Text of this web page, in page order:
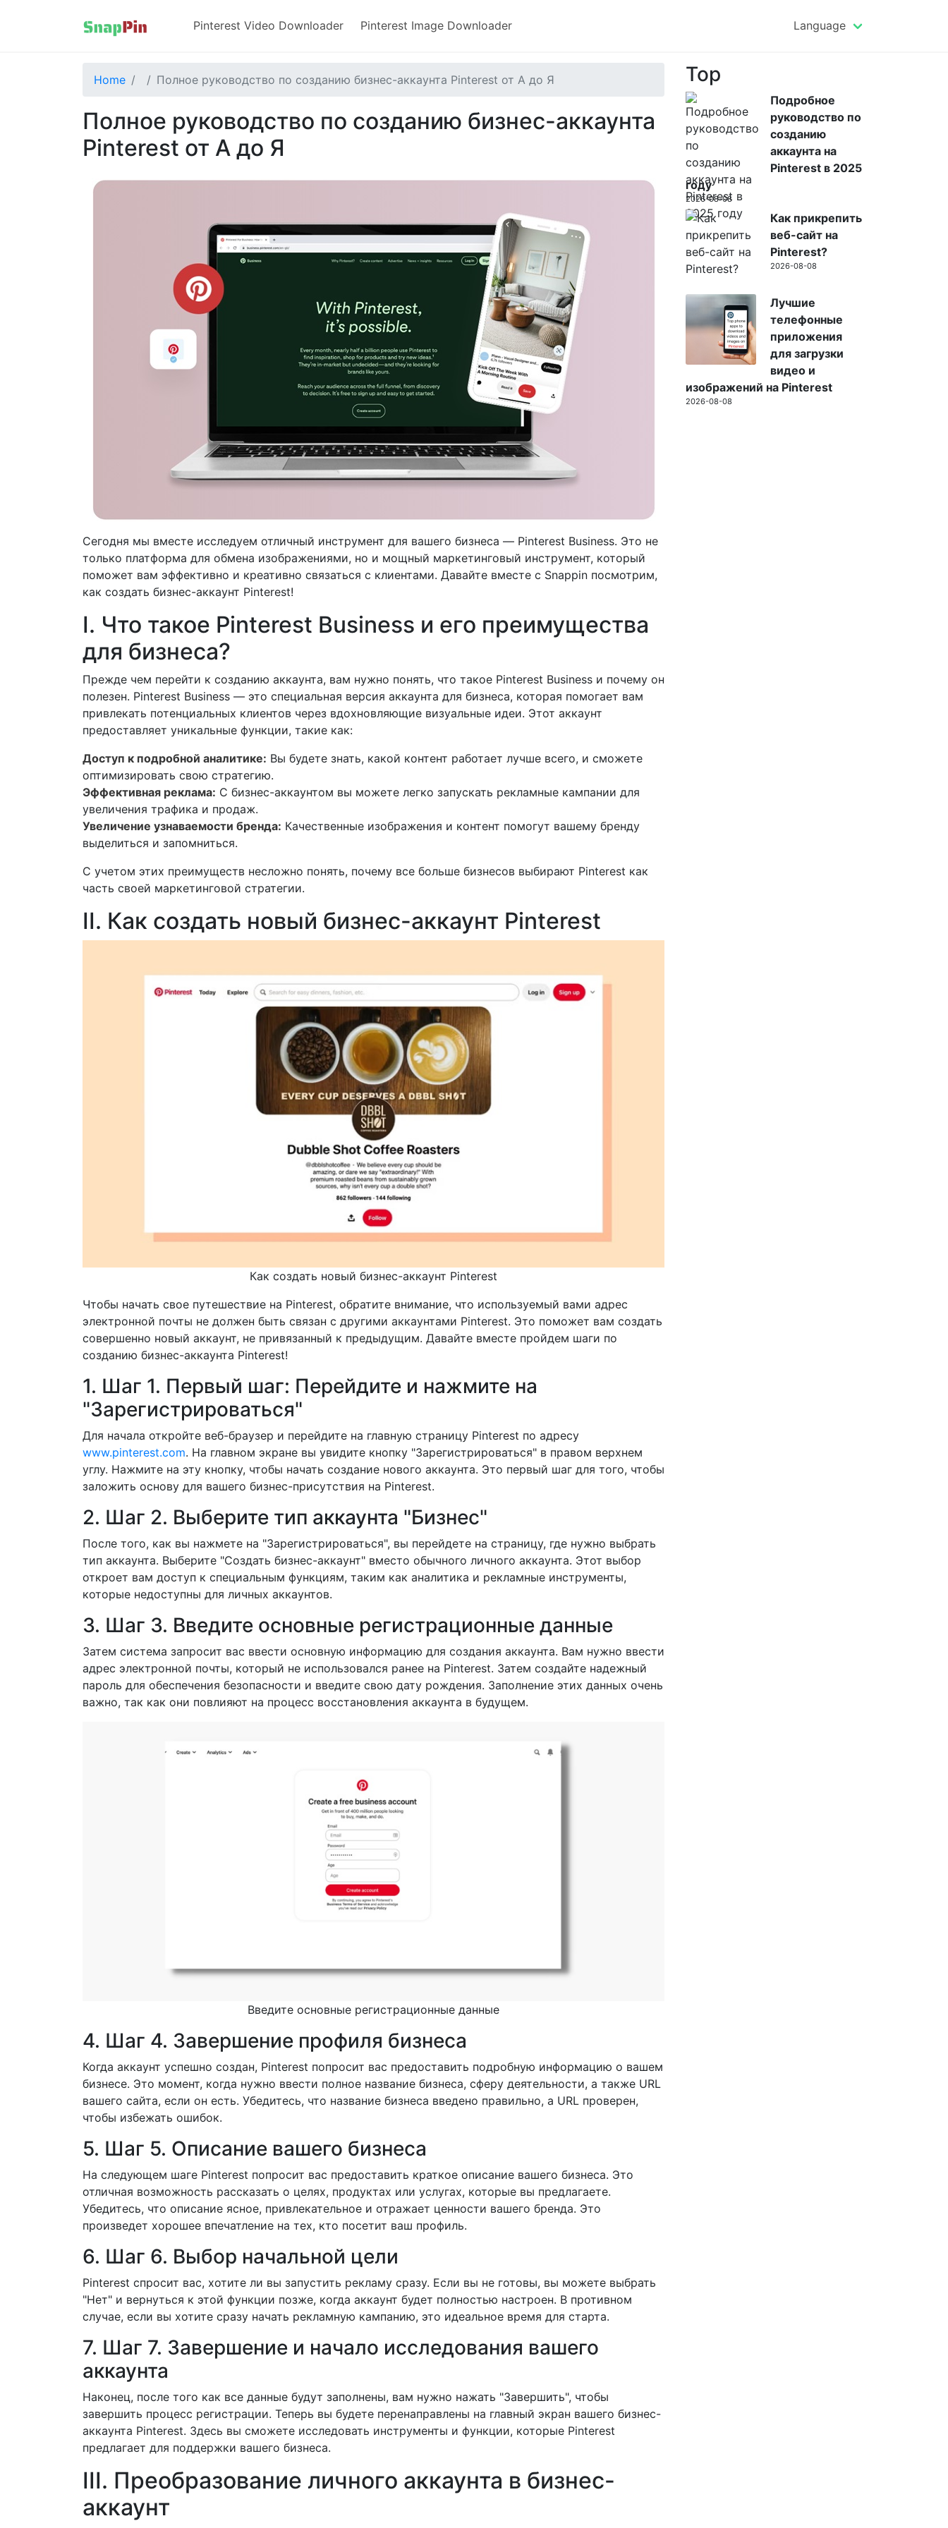
Pinterest Video Downloader Pinterest Image Downloader Language
Home Полное руководство по созданию бизнес-аккаунта Pinterest от А до Я
Полное руководство по созданию бизнес-аккаунта
Pinterest от А до Я
Сегодня мы вместе исследуем отличный инструмент для вашего бизнеса — Pinterest Business. Это не
только платформа для обмена изображениями, но и мощный маркетинговый инструмент, который
поможет вам эффективно и креативно связаться с клиентами. Давайте вместе с Snappin посмотрим,
как создать бизнес-аккаунт Pinterest!
I. Что такое Pinterest Business и его преимущества
для бизнеса?
Прежде чем перейти к созданию аккаунта, вам нужно понять, что такое Pinterest Business и почему он
полезен. Pinterest Business — это специальная версия аккаунта для бизнеса, которая помогает вам
привлекать потенциальных клиентов через вдохновляющие визуальные идеи. Этот аккаунт
предоставляет уникальные функции, такие как:
Доступ к подробной аналитике: Вы будете знать, какой контент работает лучше всего, и сможете
оптимизировать свою стратегию.
Эффективная реклама: С бизнес-аккаунтом вы можете легко запускать рекламные кампании для
увеличения трафика и продаж.
Увеличение узнаваемости бренда: Качественные изображения и контент помогут вашему бренду
выделиться и запомниться.
С учетом этих преимуществ несложно понять, почему все больше бизнесов выбирают Pinterest как
часть своей маркетинговой стратегии.
II. Как создать новый бизнес-аккаунт Pinterest
Как создать новый бизнес-аккаунт Pinterest
Чтобы начать свое путешествие на Pinterest, обратите внимание, что используемый вами адрес
электронной почты не должен быть связан с другими аккаунтами Pinterest. Это поможет вам создать
совершенно новый аккаунт, не привязанный к предыдущим. Давайте вместе пройдем шаги по
созданию бизнес-аккаунта Pinterest!
1. Шаг 1. Первый шаг: Перейдите и нажмите на
"Зарегистрироваться"
Для начала откройте веб-браузер и перейдите на главную страницу Pinterest по адресу
www.pinterest.com. На главном экране вы увидите кнопку "Зарегистрироваться" в правом верхнем
углу. Нажмите на эту кнопку, чтобы начать создание нового аккаунта. Это первый шаг для того, чтобы
заложить основу для вашего бизнес-присутствия на Pinterest.
2. Шаг 2. Выберите тип аккаунта "Бизнес"
После того, как вы нажмете на "Зарегистрироваться", вы перейдете на страницу, где нужно выбрать
тип аккаунта. Выберите "Создать бизнес-аккаунт" вместо обычного личного аккаунта. Этот выбор
откроет вам доступ к специальным функциям, таким как аналитика и рекламные инструменты,
которые недоступны для личных аккаунтов.
3. Шаг 3. Введите основные регистрационные данные
Затем система запросит вас ввести основную информацию для создания аккаунта. Вам нужно ввести
адрес электронной почты, который не использовался ранее на Pinterest. Затем создайте надежный
пароль для обеспечения безопасности и введите свою дату рождения. Заполнение этих данных очень
важно, так как они повлияют на процесс восстановления аккаунта в будущем.
Введите основные регистрационные данные
4. Шаг 4. Завершение профиля бизнеса
Когда аккаунт успешно создан, Pinterest попросит вас предоставить подробную информацию о вашем
бизнесе. Это момент, когда нужно ввести полное название бизнеса, сферу деятельности, а также URL
вашего сайта, если он есть. Убедитесь, что название бизнеса введено правильно, а URL проверен,
чтобы избежать ошибок.
5. Шаг 5. Описание вашего бизнеса
На следующем шаге Pinterest попросит вас предоставить краткое описание вашего бизнеса. Это
отличная возможность рассказать о целях, продуктах или услугах, которые вы предлагаете.
Убедитесь, что описание ясное, привлекательное и отражает ценности вашего бренда. Это
произведет хорошее впечатление на тех, кто посетит ваш профиль.
6. Шаг 6. Выбор начальной цели
Pinterest спросит вас, хотите ли вы запустить рекламу сразу. Если вы не готовы, вы можете выбрать
"Нет" и вернуться к этой функции позже, когда аккаунт будет полностью настроен. В противном
случае, если вы хотите сразу начать рекламную кампанию, это идеальное время для старта.
7. Шаг 7. Завершение и начало исследования вашего
аккаунта
Наконец, после того как все данные будут заполнены, вам нужно нажать "Завершить", чтобы
завершить процесс регистрации. Теперь вы будете перенаправлены на главный экран вашего бизнес-
аккаунта Pinterest. Здесь вы сможете исследовать инструменты и функции, которые Pinterest
предлагает для поддержки вашего бизнеса.
III. Преобразование личного аккаунта в бизнес-
аккаунт
Top
Подробное
руководство по
созданию
аккаунта на
Pinterest в 2025
году
2026-08-08
Как прикрепить
веб-сайт на
Pinterest?
2026-08-08
Лучшие
телефонные
приложения
для загрузки
видео и
изображений на Pinterest
2026-08-08